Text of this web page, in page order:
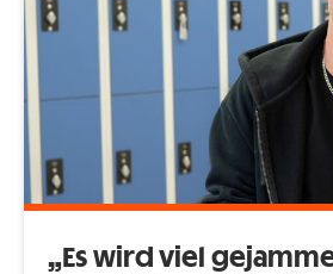
„Es wird viel